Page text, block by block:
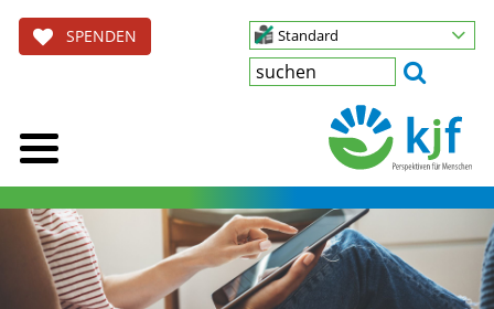
SPENDEN Standard